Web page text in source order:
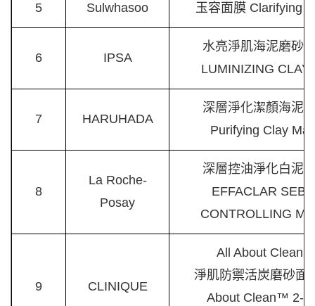
5 Sulwhasoo 玉容面膜 Clarifying
6 IPSA
水亮淨肌海泥磨砂
LUMINIZING CLAY
7 HARUHADA
深層淨化潔顏海泥
Purifying Clay
8
La Roche-
Posay
深層控油淨化白泥
EFFACLAR
CONTROLLING
9 CLINIQUE
All About Clean™
淨肌防禦活炭磨砂面
About Clean™ 2-